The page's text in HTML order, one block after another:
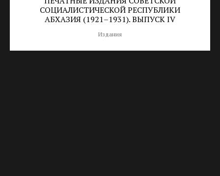
СОЦИАЛИСТИЧЕСКОЙ РЕСПУБЛИКИ
АБХАЗИЯ (1921–1931). ВЫПУСК IV
Издания